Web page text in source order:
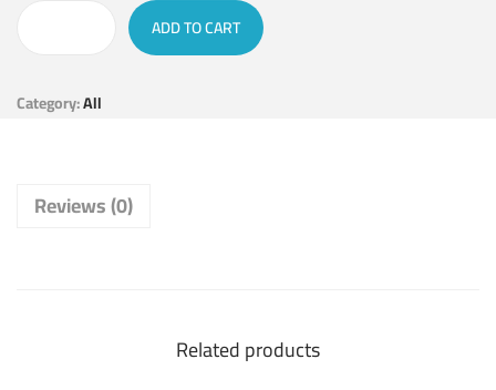
ADD TO CART
Category:All
Reviews (0)
Related products